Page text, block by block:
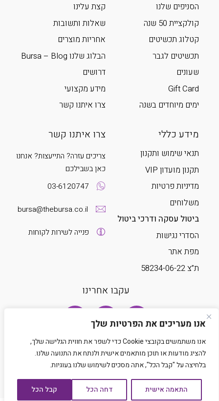
אנו מעריכים את הפרטיות שלך
אנו משתמשים בקובצי Cookie כדי לשפר את חווית הגלישה שלך,
להציג מודעות או תוכן מותאמים אישית ולנתח את התנועה שלנו.
בלחיצה על "קבל הכל", אתה מסכים לשימוש שלנו בעוגיות.
התאמה אישית דחה הכל קבל הכל
הסניפים שלנו
קולקציית 50 שנה
קטלוג תכשיטים
תכשיטים לגבר
שעונים
Gift Card
ימים מיוחדים בשנה
קצת עלינו
שאלות ותשובות
אחריות מוצרים
הבלוג שלנו Bursa – Blog
דרושים
מידע מקצועי
צרו איתנו קשר
מידע כללי
תנאי שימוש ותקנון
תקנון מועדון VIP
מדיניות פרטיות
משלוחים
ביטול עסקה ודרכי ביטול
הסדרי נגישות
מפת אתר
ת”צ 58234-06-22
צרו איתנו קשר
צריכים עזרה? התייעצות? אנחנו
כאן בשבילכם
03-6120747
bursa@thebursa.co.il
פנייה לשירות לקוחות
עקבו אחרינו
Developed by Matat Technologies LTD